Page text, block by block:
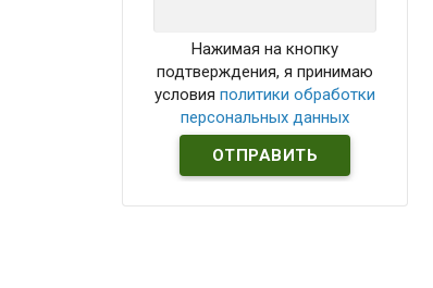
Нажимая на кнопку
подтверждения, я принимаю
условияполитики обработки
персональных данных